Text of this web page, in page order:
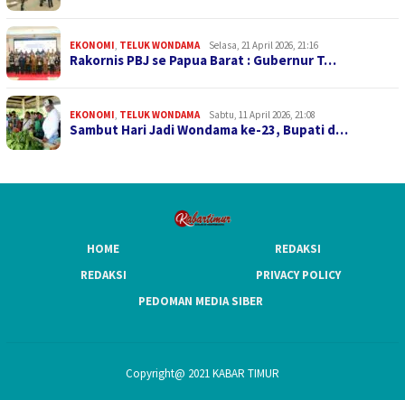
EKONOMI TELUK WONDAMA Selasa, 21 April 2026, 21:16
Rakornis PBJ se Papua Barat : Gubernur T…
EKONOMI TELUK WONDAMA Sabtu, 11 April 2026, 21:08
Sambut Hari Jadi Wondama ke-23, Bupati d…
HOME
REDAKSI
REDAKSI
PRIVACY POLICY
PEDOMAN MEDIA SIBER
Copyright@ 2021 KABAR TIMUR